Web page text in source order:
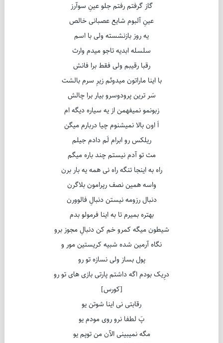
گاز گرفتم رفتم جلو عینِ سوآرز
عینِ آلبوم شایع عصبانی خالص
یه روز بازنشسته ولی با اسم
سلسله ابدیه تاجو میدم وارث
رقبا رقیبم ولی فقط برا فانش
با اینا ماراتون میدوئم زیرِ سرم بالشت
سَر ترین پرودوسرو بیار برا چالش
زبونمو نمیفهمن از یه سیاره دیگه ام
اَ اون بالا نمیشنوم چیا دربارم میگن
ریلکس رو ابرام لَم دادم جیلم
مث تو آدم نیستم چند باره میگم
راه به اینجا تنگه راه نی همه یه بار برن
واسه همین نصف رپرامون بلاگرن
دنبال رزومه نیستن دنبالِ فالوورن
بهتره بمیرم تا به اینا فرمولو بدم
شیطون میگه کمرو خم کن دنبالِ مجوز برو
نگاه آرمین شده شبیه کریستین مور و
پول بساز ولی نسازه تو رو
درِیک بودم اگه داشتم پارتی بازی های تو رو
[کورس]
رقابتی نی اینا شوتن یو
پَ لطفا نرو روی مودم یو
مگه نمیبینی الآن من توپم یو